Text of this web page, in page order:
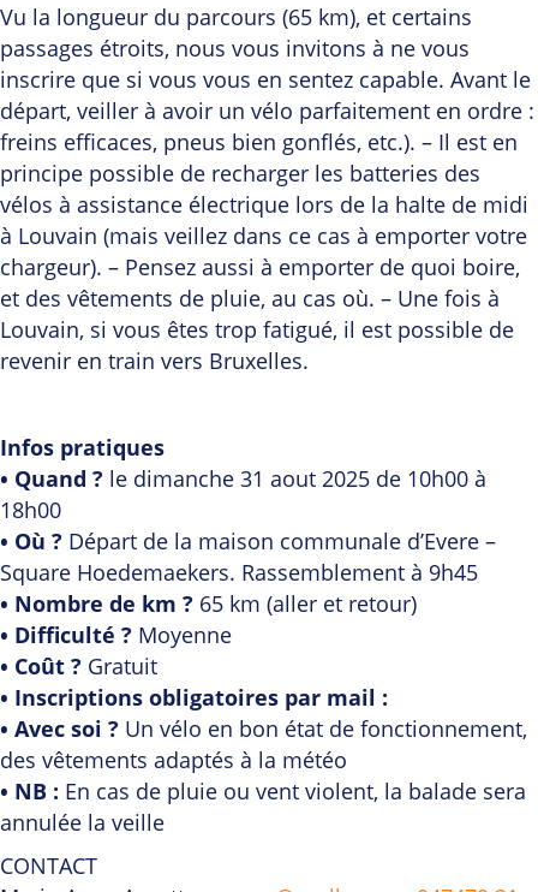
Vu la longueur du parcours (65 km), et certains
passages étroits, nous vous invitons à ne vous
inscrire que si vous vous en sentez capable. Avant le
départ, veiller à avoir un vélo parfaitement en ordre :
freins efficaces, pneus bien gonflés, etc.). – Il est en
principe possible de recharger les batteries des
vélos à assistance électrique lors de la halte de midi
à Louvain (mais veillez dans ce cas à emporter votre
chargeur). – Pensez aussi à emporter de quoi boire,
et des vêtements de pluie, au cas où. – Une fois à
Louvain, si vous êtes trop fatigué, il est possible de
revenir en train vers Bruxelles.
Infos pratiques
• Quand ? le dimanche 31 aout 2025 de 10h00 à
18h00
• Où ? Départ de la maison communale d’Evere –
Square Hoedemaekers. Rassemblement à 9h45
• Nombre de km ? 65 km (aller et retour)
• Difficulté ? Moyenne
• Coût ? Gratuit
• Inscriptions obligatoires par mail :
• Avec soi ? Un vélo en bon état de fonctionnement,
des vêtements adaptés à la météo
• NB : En cas de pluie ou vent violent, la balade sera
annulée la veille
CONTACT